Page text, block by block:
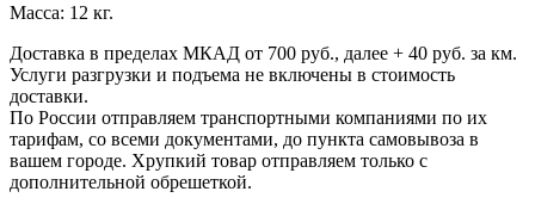
Масса: 12 кг.
Доставка в пределах МКАД от 700 руб., далее + 40 руб. за км.
Услуги разгрузки и подъема не включены в стоимость
доставки.
По России отправляем транспортными компаниями по их
тарифам, со всеми документами, до пункта самовывоза в
вашем городе. Хрупкий товар отправляем только с
дополнительной обрешеткой.